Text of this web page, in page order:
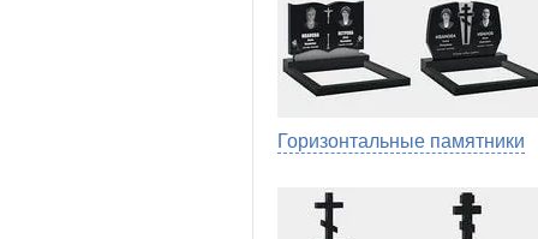
Горизонтальные памятники